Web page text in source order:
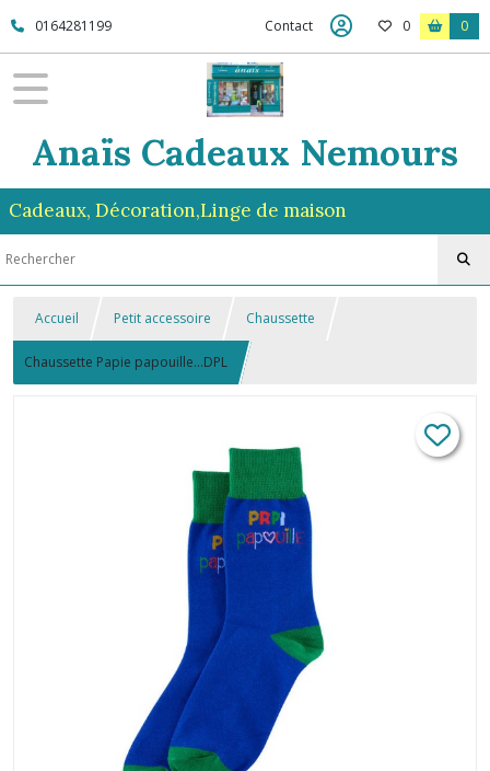
0164281199 Contact 0 0
Anaïs Cadeaux Nemours
Cadeaux, Décoration,Linge de maison
Accueil Petit accessoire Chaussette
Chaussette Papie papouille...DPL